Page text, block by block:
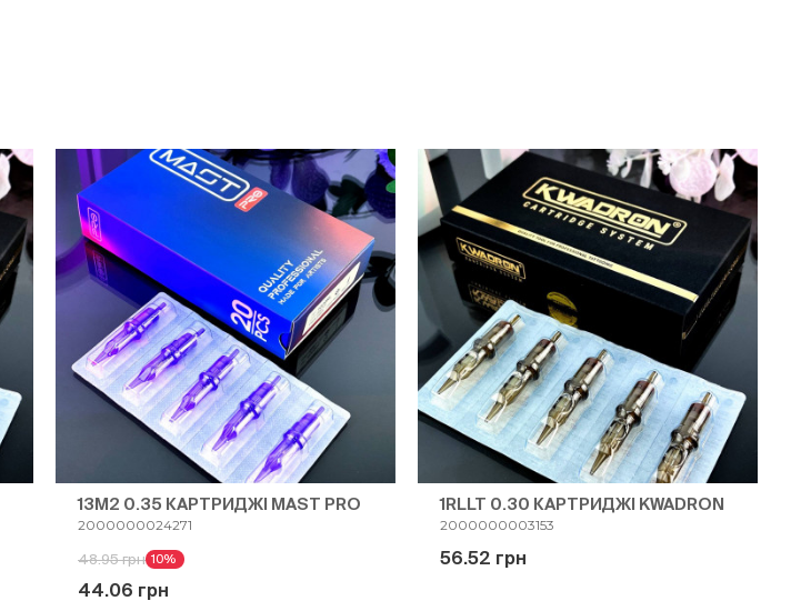
13M2 0.35 КАРТРИДЖІ MAST PRO
2000000024271
48.95 грн 10%
44.06 грн
1RLLT 0.30 КАРТРИДЖІ KWADRON
2000000003153
56.52 грн